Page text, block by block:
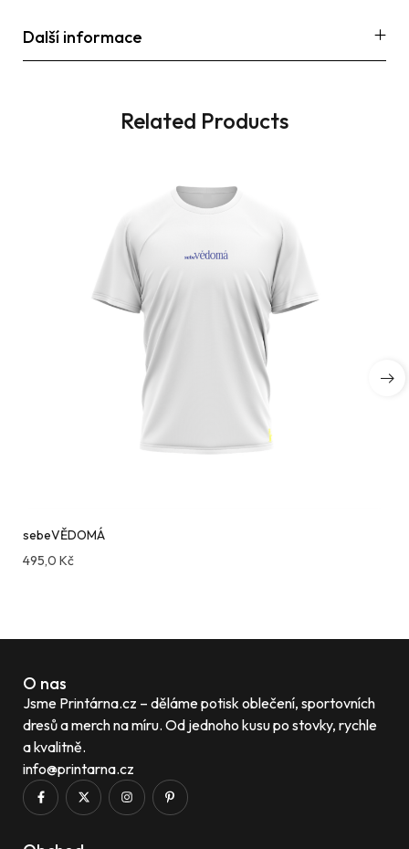
Další informace
Related Products
sebeVĚDOMÁ
495,0 Kč
O nas
Jsme Printárna.cz – děláme potisk oblečení, sportovních
dresů a merch na míru. Od jednoho kusu po stovky, rychle
a kvalitně.
info@printarna.cz